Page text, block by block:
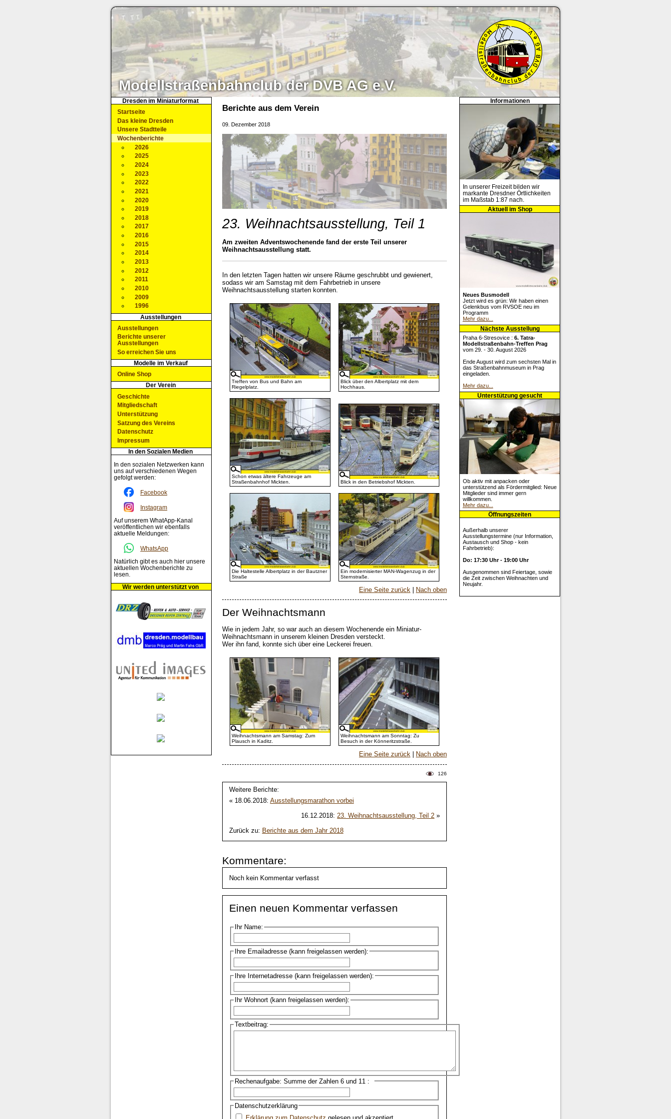
Modellstraßenbahnclub der DVB AG e.V.
Informationen
In unserer Freizeit bilden wir
markante Dresdner Örtlichkeiten
im Maßstab 1:87 nach.
Aktuell im Shop
Neues Busmodell
Jetzt wird es grün: Wir haben einen
Gelenkbus vom RVSOE neu im
Programm
Mehr dazu...
Nächste Ausstellung
Praha 6-Stresovice : 6. Tatra-
Modellstraßenbahn-Treffen Prag
vom 29. - 30. August 2026
Ende August wird zum sechsten Mal in
das Straßenbahnmuseum in Prag
eingeladen.
Mehr dazu...
Unterstützung gesucht
Ob aktiv mit anpacken oder
unterstützend als Fördermitglied: Neue
Mitglieder sind immer gern
willkommen.
Mehr dazu...
Öffnungszeiten
Außerhalb unserer
Ausstellungstermine (nur Information,
Austausch und Shop - kein
Fahrbetrieb):
Do: 17:30 Uhr - 19:00 Uhr
Ausgenommen sind Feiertage, sowie
die Zeit zwischen Weihnachten und
Neujahr.
Berichte aus dem Verein
09. Dezember 2018
23. Weihnachtsausstellung, Teil 1
Am zweiten Adventswochenende fand der erste Teil unserer
Weihnachtsausstellung statt.
In den letzten Tagen hatten wir unsere Räume geschrubbt und gewienert,
sodass wir am Samstag mit dem Fahrbetrieb in unsere
Weihnachtsausstellung starten konnten.
Treffen von Bus und Bahn am
Riegelplatz.
Blick über den Albertplatz mit dem
Hochhaus.
Schon etwas ältere Fahrzeuge am
Straßenbahnhof Mickten.
Blick in den Betriebshof Mickten.
Die Haltestelle Albertplatz in der Bautzner
Straße
Ein modernisierter MAN-Wagenzug in der
Sternstraße.
Eine Seite zurück | Nach oben
Der Weihnachtsmann
Wie in jedem Jahr, so war auch an diesem Wochenende ein Miniatur-
Weihnachtsmann in unserem kleinen Dresden versteckt.
Wer ihn fand, konnte sich über eine Leckerei freuen.
Weihnachtsmann am Samstag: Zum
Plausch in Kaditz.
Weihnachtsmann am Sonntag: Zu
Besuch in der Könneritzstraße.
Eine Seite zurück Nach oben
126
Weitere Berichte:
« 18.06.2018: Ausstellungsmarathon vorbei
16.12.2018: 23. Weihnachtsausstellung, Teil 2 »
Zurück zu: Berichte aus dem Jahr 2018
Kommentare:
Noch kein Kommentar verfasst
Einen neuen Kommentar verfassen
Ihr Name:
Ihre Emailadresse (kann freigelassen werden):
Ihre Internetadresse (kann freigelassen werden):
Ihr Wohnort (kann freigelassen werden):
Textbeitrag:
Rechenaufgabe: Summe der Zahlen 6 und 11 :
Datenschutzerklärung
Dresden im Miniaturformat
Startseite
Das kleine Dresden
Unsere Stadtteile
Wochenberichte
2026
2025
2024
2023
2022
2021
2020
2019
2018
2017
2016
2015
2014
2013
2012
2011
2010
2009
1996
Ausstellungen
Ausstellungen
Berichte unserer
Ausstellungen
So erreichen Sie uns
Modelle im Verkauf
Online Shop
Der Verein
Geschichte
Mitgliedschaft
Unterstützung
Satzung des Vereins
Datenschutz
Impressum
In den Sozialen Medien
In den sozialen Netzwerken kann
uns auf verschiedenen Wegen
gefolgt werden:
Facebook
Instagram
Auf unserem WhatApp-Kanal
veröffentlichen wir ebenfalls
aktuelle Meldungen:
WhatsApp
Natürlich gibt es auch hier unsere
aktuellen Wochenberichte zu
lesen.
Wir werden unterstützt von